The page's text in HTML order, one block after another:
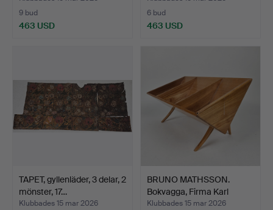
9 bud
463 USD
6 bud
463 USD
TAPET, gyllenläder, 3 delar, 2
mönster, 17…
Klubbades 15 mar 2026
BRUNO MATHSSON.
Bokvagga, Firma Karl
Maths…
Klubbades 15 mar 2026